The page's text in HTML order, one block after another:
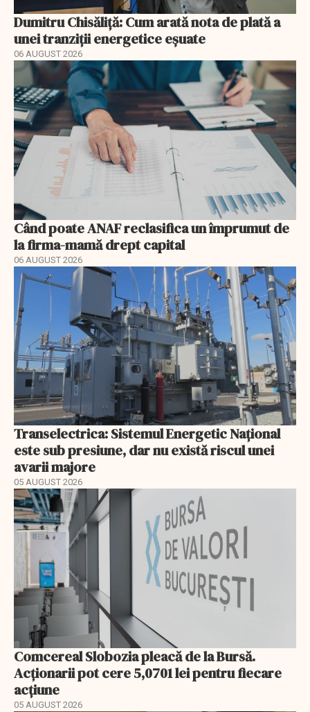
Dumitru Chisăliță: Cum arată nota de plată a
unei tranziții energetice eșuate
06 AUGUST 2026
Când poate ANAF reclasifica un împrumut de
la firma-mamă drept capital
06 AUGUST 2026
Transelectrica: Sistemul Energetic Național
este sub presiune, dar nu există riscul unei
avarii majore
05 AUGUST 2026
Comcereal Slobozia pleacă de la Bursă.
Acționarii pot cere 5,0701 lei pentru fiecare
acțiune
05 AUGUST 2026